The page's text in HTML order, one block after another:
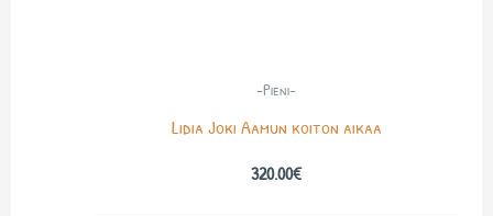
-Pieni-
Lidia Joki Aamun koiton aikaa
320.00€